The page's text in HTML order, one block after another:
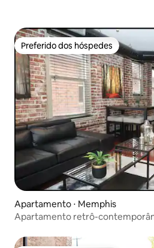
Preferido dos hóspedes
Preferido dos hóspedes
Apartamento ⋅ Memphis
Apartamento retrô-